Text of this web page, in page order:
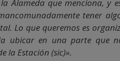
Alameda que menciona, y
tener
Lo que queremos es
ubicar en una parte que
la Estación (sic)».